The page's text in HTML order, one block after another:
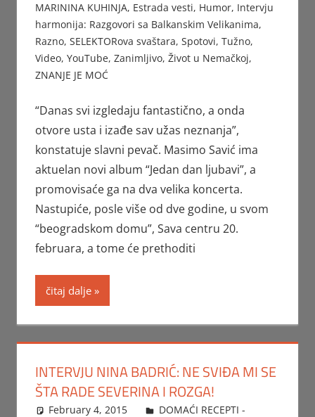
MARININA KUHINJA, Estrada vesti, Humor, Intervju
harmonija: Razgovori sa Balkanskim Velikanima,
Razno, SELEKTORova svaštara, Spotovi, Tužno,
Video, YouTube, Zanimljivo, Život u Nemačkoj,
ZNANJE JE MOĆ
“Danas svi izgledaju fantastično, a onda
otvore usta i izađe sav užas neznanja”,
konstatuje slavni pevač. Masimo Savić ima
aktuelan novi album “Jedan dan ljubavi”, a
promovisaće ga na dva velika koncerta.
Nastupiće, posle više od dve godine, u svom
“beogradskom domu”, Sava centru 20.
februara, a tome će prethoditi
čitaj dalje
INTERVJU NINA BADRIĆ: NE SVIĐA MI SE
ŠTA RADE SEVERINA I ROZGA!
February 4, 2015 Beba
DOMAĆI RECEPTI -